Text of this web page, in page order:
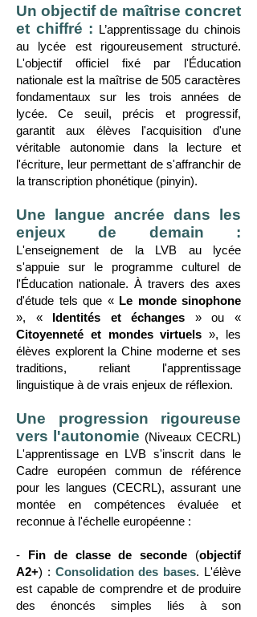
Un objectif de maîtrise concret
et chiffré : L’apprentissage du chinois
au lycée est rigoureusement structuré.
L'objectif officiel fixé par l'Éducation
nationale est la maîtrise de 505 caractères
fondamentaux sur les trois années de
lycée. Ce seuil, précis et progressif,
garantit aux élèves l'acquisition d'une
véritable autonomie dans la lecture et
l'écriture, leur permettant de s'affranchir de
la transcription phonétique (pinyin).
Une langue ancrée dans les
enjeux de demain :
L'enseignement de la LVB au lycée
s'appuie sur le programme culturel de
l'Éducation nationale. À travers des axes
d'étude tels que « Le monde sinophone
», « Identités et échanges » ou «
Citoyenneté et mondes virtuels», les
élèves explorent la Chine moderne et ses
traditions, reliant l'apprentissage
linguistique à de vrais enjeux de réflexion.
Une progression rigoureuse
vers l'autonomie (Niveaux CECRL)
L'apprentissage en LVB s'inscrit dans le
Cadre européen commun de référence
pour les langues (CECRL), assurant une
montée en compétences évaluée et
reconnue à l'échelle européenne :
- Fin de classe de seconde (objectif
A2+) : Consolidation des bases. L'élève
est capable de comprendre et de produire
des énoncés simples liés à son